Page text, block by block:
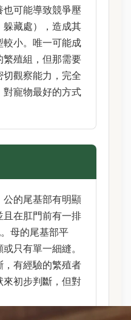
可能導致競爭壓
躲藏處），造成其
較小。唯一可能成
殖組，但那需要
觀察能力，完全
寵物最好的方式
公的尾基部有明顯
且在肛門前有一排
母的尾基部平
只有單一細縫。
有經驗的繁殖者
初步判斷，但對